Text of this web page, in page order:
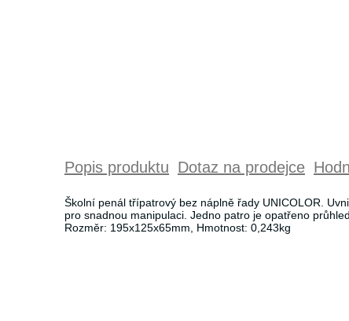
Popis produktu Dotaz na prodejce
Školní penál třípatrový bez náplně řady UNICOLOR.
pro snadnou manipulaci. Jedno patro je opatřeno
Rozměr: 195x125x65mm, Hmotnost: 0,243kg